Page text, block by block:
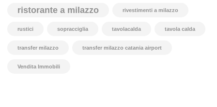
ristorante a milazzo rivestimenti a milazzo
rustici sopracciglia tavolacalda tavola calda
transfer milazzo transfer milazzo catania airport
Vendita Immobili